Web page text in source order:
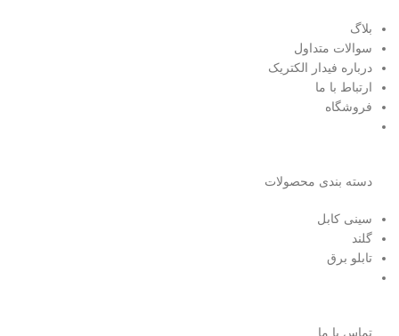
بلاگ
سوالات متداول
درباره فیدار الکتریک
ارتباط با ما
فروشگاه
دسته بندی محصولات
سینی کابل
گلند
تابلو برق
تماس با ما